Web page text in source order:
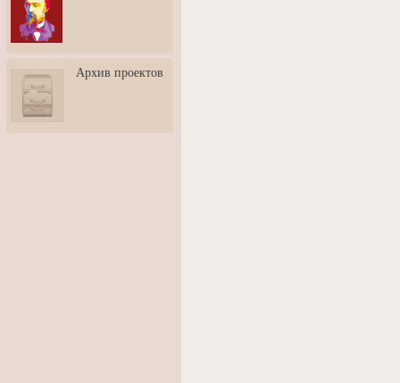
3: Обусловленности
человека и их влияние на
карьеру
скульптором Дмитрием
Тугариновым
АртБульвар в День города
Архив проектов